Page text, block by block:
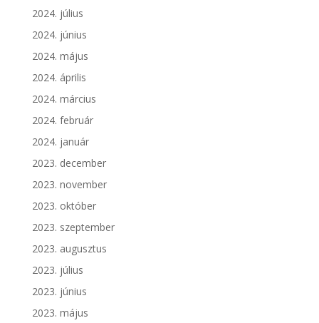
2024. július
2024. június
2024. május
2024. április
2024. március
2024. február
2024. január
2023. december
2023. november
2023. október
2023. szeptember
2023. augusztus
2023. július
2023. június
2023. május